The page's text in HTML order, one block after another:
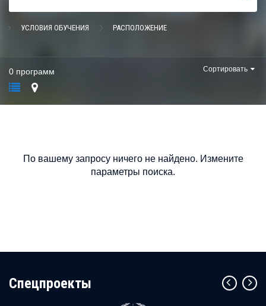
УСЛОВИЯ ОБУЧЕНИЯ РАСПОЛОЖЕНИЕ
0 программ Сортировать
По вашему запросу ничего не найдено. Измените
параметры поиска.
Cпецпроекты